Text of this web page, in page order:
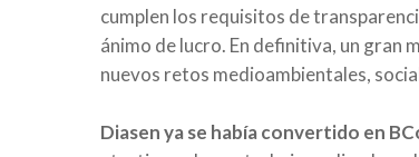
cumplen los requisitos de
ánimo de lucro. En definitiva, un gran
nuevos retos medioambientales,
Diasen ya se había convertido en